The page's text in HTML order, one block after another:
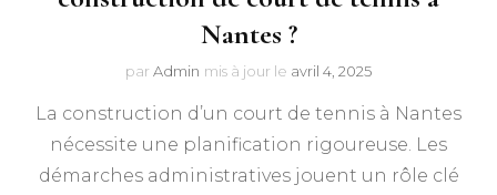
Nantes ?
par Admin mis à jour le avril 4, 2025
La construction d’un court de tennis à Nantes
nécessite une planification rigoureuse. Les
démarches administratives jouent un rôle clé